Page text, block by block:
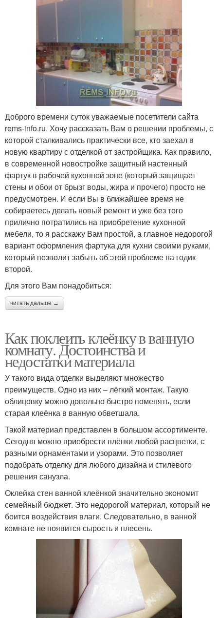
Доброго времени суток уважаемые посетители сайта
rems-info.ru. Хочу рассказать Вам о решении проблемы, с
которой сталкивались практически все, кто заехал в
новую квартиру с отделкой от застройщика. Как правило,
в современной новостройке защитный настенный
фартук в рабочей кухонной зоне (который защищает
стены и обои от брызг воды, жира и прочего) просто не
предусмотрен. И если Вы в ближайшее время не
собираетесь делать новый ремонт и уже без того
прилично потратились на приобретение кухонной
мебели, то я расскажу Вам простой, а главное недорогой
вариант оформления фартука для кухни своими руками,
который позволит забыть об этой проблеме на годик-
второй.
Для этого Вам понадобиться:
читать дальше →
Как поклеить клеёнку в ванную
комнату. Достоинства и
недостатки материала
У такого вида отделки выделяют множество
преимуществ. Одно из них – лёгкий монтаж. Такую
облицовку можно довольно быстро поменять, если
старая клеёнка в ванную обветшала.
Такой материал представлен в большом ассортименте.
Сегодня можно приобрести плёнки любой расцветки, с
разными орнаментами и узорами. Это позволяет
подобрать отделку для любого дизайна и стилевого
решения санузла.
Оклейка стен ванной клеёнкой значительно экономит
семейный бюджет. Это недорогой материал, который не
боится воздействия влаги. Следовательно, в ванной
комнате не появится сырость и плесень.